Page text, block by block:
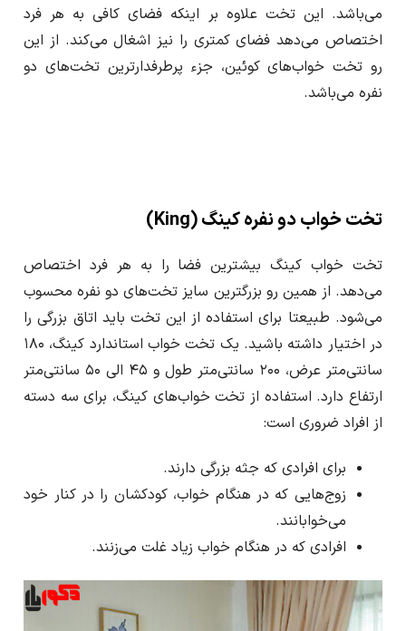
می‌باشد. این تخت علاوه بر اینکه فضای کافی به هر فرد
اختصاص می‌دهد فضای کمتری را نیز اشغال می‌کند. از این
رو تخت خواب‌های کوئین، جزء پرطرفدارترین تخت‌های دو
نفره می‌باشد.
تخت خواب دو نفره کینگ (King)
تخت خواب کینگ بیشترین فضا را به هر فرد اختصاص
می‌دهد. از همین رو بزرگترین سایز تخت‌‌های دو نفره محسوب
می‌شود. طبیعتا برای استفاده از این تخت باید اتاق بزرگی را
در اختیار داشته باشید. یک تخت خواب استاندارد کینگ، ۱۸۰
سانتی‌متر عرض، ۲۰۰ سانتی‌متر طول و ۴۵ الی ۵۰ سانتی‌متر
ارتفاع دارد. استفاده از تخت خواب‌های کینگ، برای سه دسته
از افراد ضروری است:
برای افرادی که جثه بزرگی دارند.
زوج‌هایی که در هنگام خواب، کودکشان را در کنار خود
می‌خوابانند.
افرادی که در هنگام خواب زیاد غلت می‌زنند.